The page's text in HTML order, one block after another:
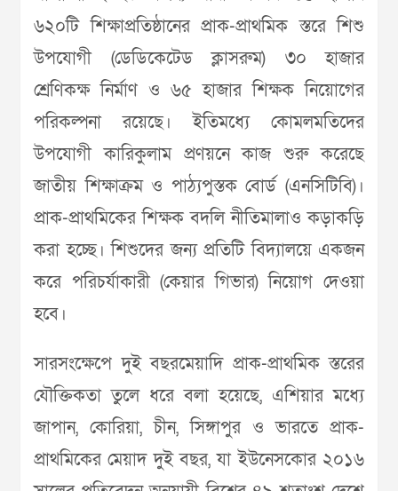
৬২০টি শিক্ষাপ্রতিষ্ঠানের প্রাক-প্রাথমিক স্তরে শিশু
উপযোগী (ডেডিকেটেড ক্লাসরুম) ৩০ হাজার
শ্রেণিকক্ষ নির্মাণ ও ৬৫ হাজার শিক্ষক নিয়োগের
পরিকল্পনা রয়েছে। ইতিমধ্যে কোমলমতিদের
উপযোগী কারিকুলাম প্রণয়নে কাজ শুরু করেছে
জাতীয় শিক্ষাক্রম ও পাঠ্যপুস্তক বোর্ড (এনসিটিবি)।
প্রাক-প্রাথমিকের শিক্ষক বদলি নীতিমালাও কড়াকড়ি
করা হচ্ছে। শিশুদের জন্য প্রতিটি বিদ্যালয়ে একজন
করে পরিচর্যাকারী (কেয়ার গিভার) নিয়োগ দেওয়া
হবে।
সারসংক্ষেপে দুই বছরমেয়াদি প্রাক-প্রাথমিক স্তরের
যৌক্তিকতা তুলে ধরে বলা হয়েছে, এশিয়ার মধ্যে
জাপান, কোরিয়া, চীন, সিঙ্গাপুর ও ভারতে প্রাক-
প্রাথমিকের মেয়াদ দুই বছর, যা ইউনেসকোর ২০১৬